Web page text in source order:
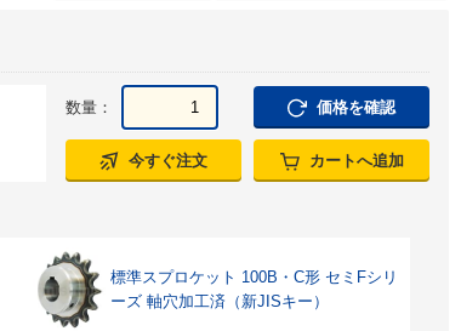
数量： 価格を確認
今すぐ注文 カートへ追加
標準スプロケット 100B・C形 セミFシリ
ーズ 軸穴加工済（新JISキー）